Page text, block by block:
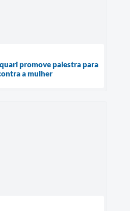
promove palestra para
a mulher